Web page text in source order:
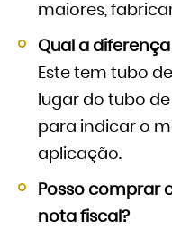
maiores,
Qual a
Este tem tubo
lugar do tubo
para indicar o
aplicação.
Posso comprar
nota fiscal?